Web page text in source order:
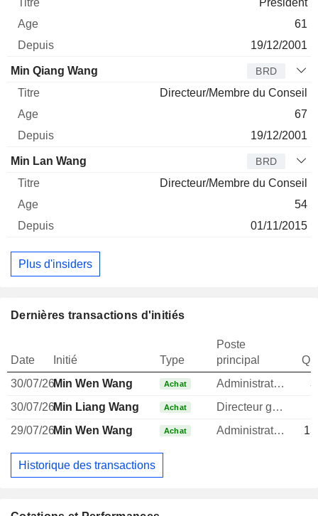
Président
61
19/12/2001
Min Qiang Wang BRD
Directeur/Membre du Conseil
67
19/12/2001
Min Lan Wang BRD
Directeur/Membre du Conseil
54
01/11/2015
Plus d'insiders
Dernières transactions d'initiés
Date Initié Type
Poste
principal
30/07/26Min Wen Wang Achat Administrateur
30/07/26Min Liang Wang Achat
Directeur general
29/07/26Min Wen Wang Achat Administrateur
Historique des transactions